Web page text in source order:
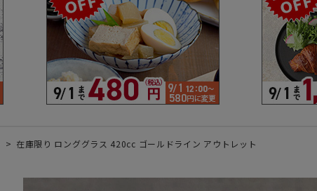
- カラフルな食器
- ガラス製
- 樹脂製
在庫限り ロンググラス 420cc ゴールドライン アウトレット